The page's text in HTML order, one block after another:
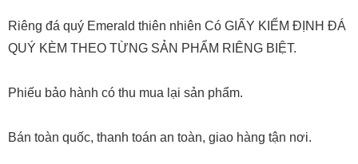
Riêng đá quý Emerald thiên nhiên Có GIẤY KIỂM ĐỊNH ĐÁ
QUÝ KÈM THEO TỪNG SẢN PHẨM RIÊNG BIỆT.
Phiếu bảo hành có thu mua lại sản phẩm.
Bán toàn quốc, thanh toán an toàn, giao hàng tận nơi.